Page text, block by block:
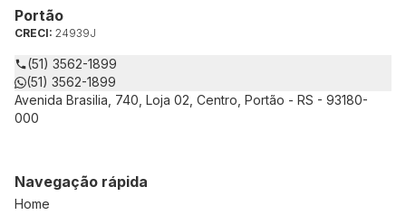
Portão
CRECI: 24939J
(51) 3562-1899
(51) 3562-1899
Avenida Brasilia, 740, Loja 02, Centro, Portão - RS - 93180-
000
Navegação rápida
Home